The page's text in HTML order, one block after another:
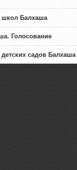
школ Балхаша
Голосование
садов Балхаша